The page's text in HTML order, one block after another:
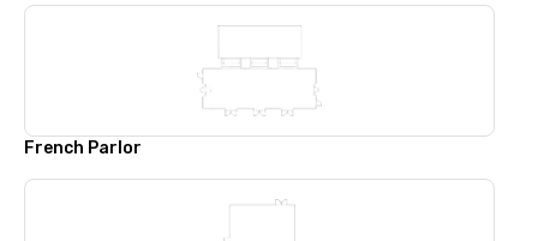
French Parlor